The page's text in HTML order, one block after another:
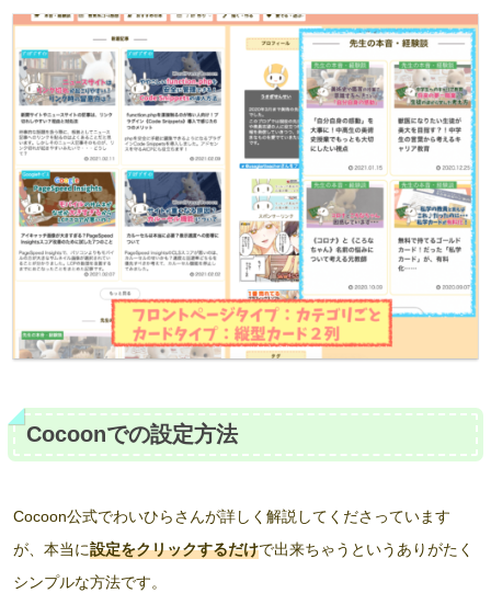
Cocoonでの設定方法
Cocoon公式でわいひらさんが詳しく解説してくださっています
が、本当に設定をクリックするだけで出来ちゃうというありがたく
シンプルな方法です。